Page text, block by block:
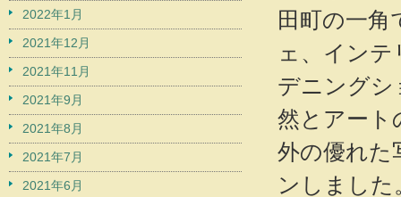
田町の一
ェ、イン
デニングシ
然とアート
外の優れた
ンしました
2022年1月
2021年12月
2021年11月
2021年9月
2021年8月
2021年7月
2021年6月